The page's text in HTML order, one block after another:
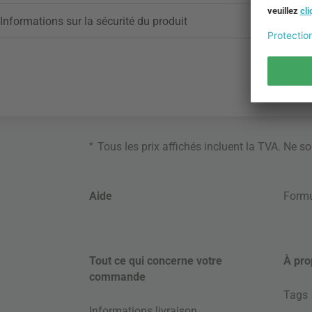
Informations sur la sécurité du produit
* Tous les prix affichés incluent la TVA. Ne
Aide
Tout ce qui concerne votre
commande
À
Tags